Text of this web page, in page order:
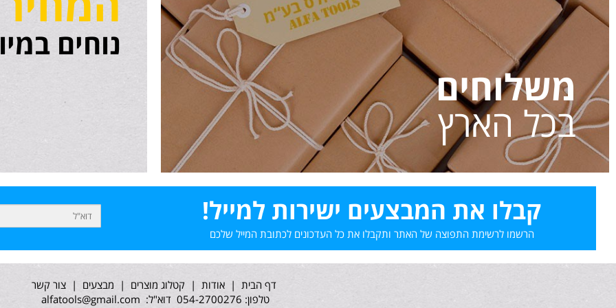
משלוחים
בכל הארץ
נוחים
קבלו את המבצעים ישירות למייל!
הרשמו לרשימת התפוצה של האתר ותקבלו את כל העדכונים לכתובת המייל שלכם